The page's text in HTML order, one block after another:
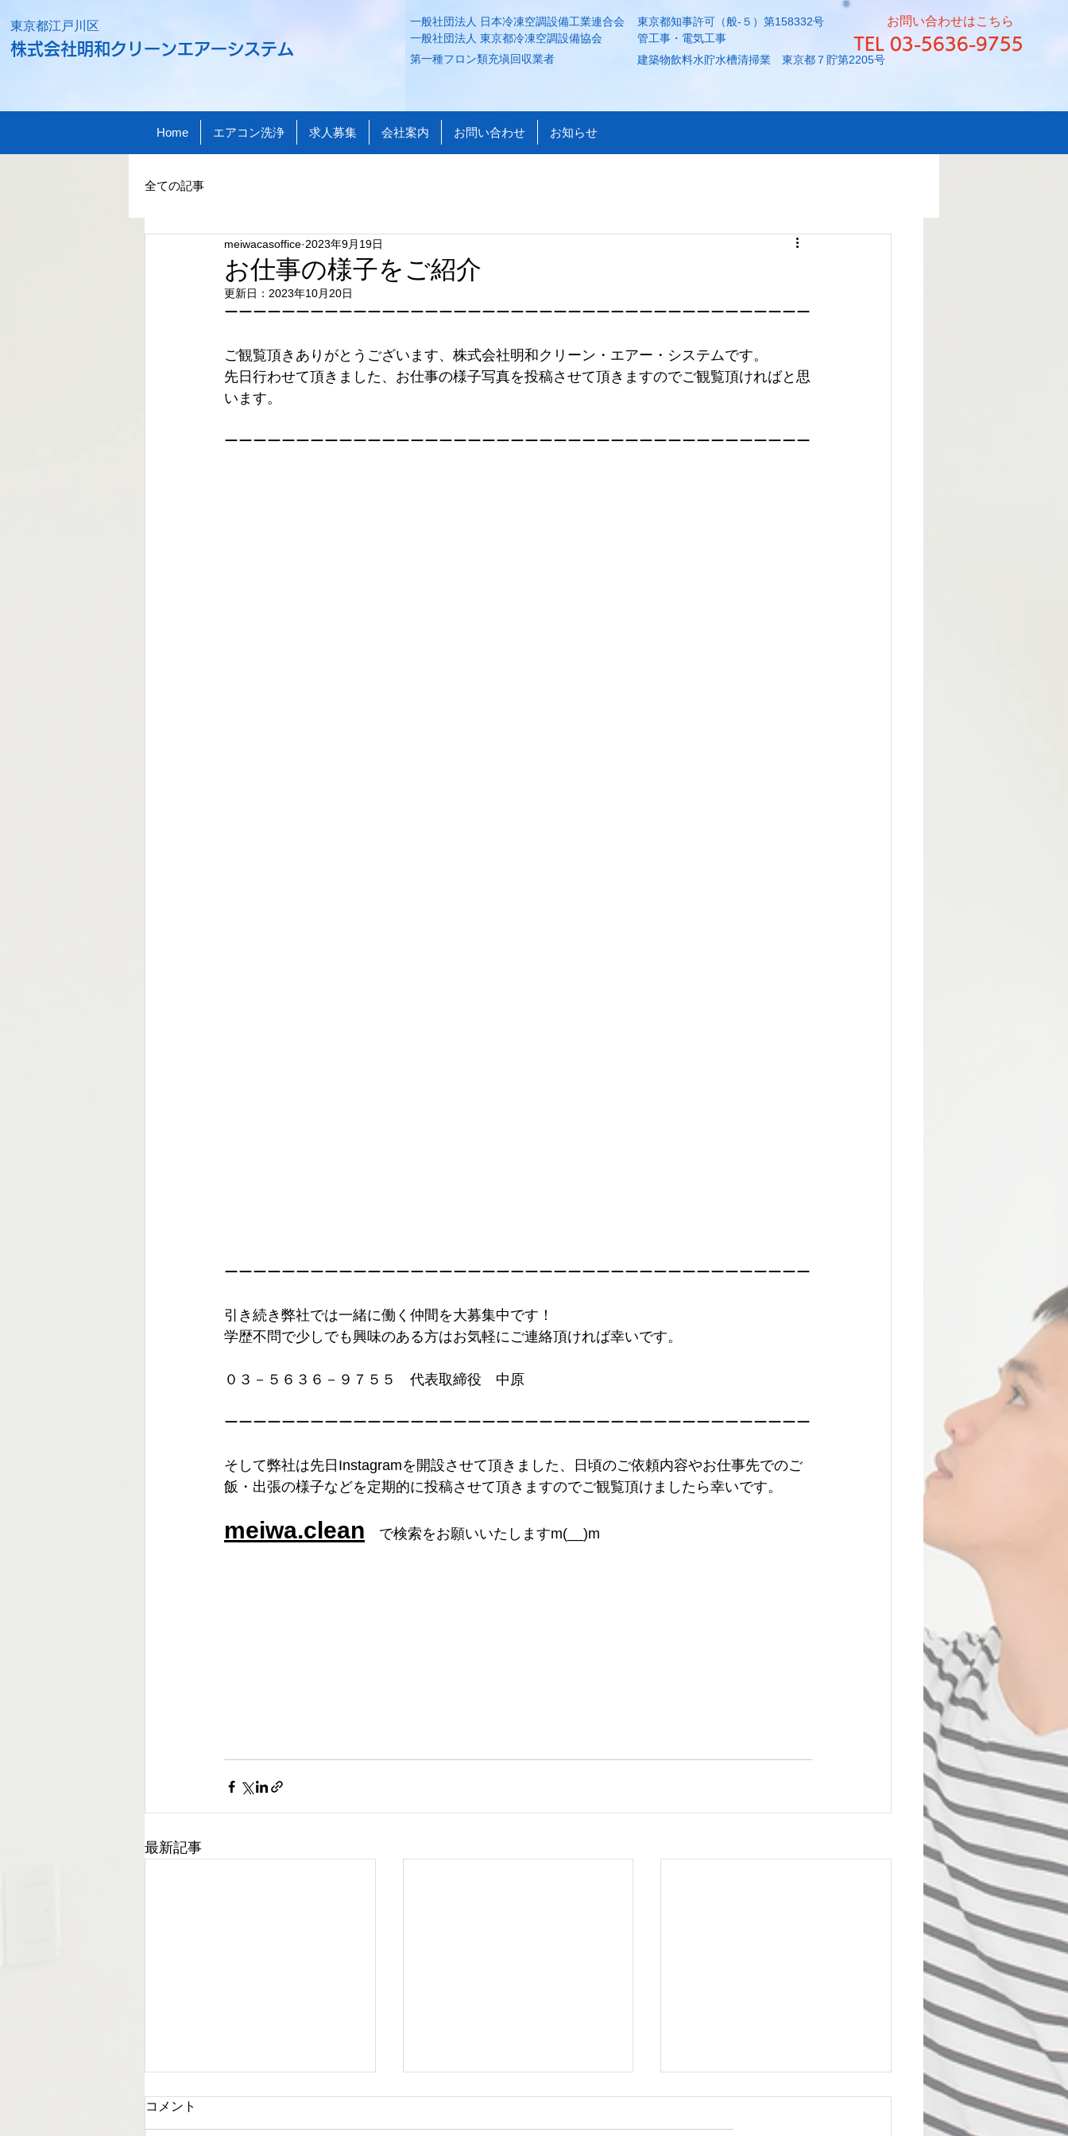
お問い合わせはこちら
TEL 03-5636-9755
​東京都江戸川区
株式会社明和クリーンエアーシステム
一般社団法人 日本冷凍空調設備工業連合会
一般社団法人 東京都冷凍空調設備協会
東京都知事許可（般-５）第158332号
​管工事・電気工事
第一種フロン類充塡回収業者
建築物飲料水貯水槽清掃業 東京都７貯第2205号
Home エアコン洗浄 求人募集 会社案内 お問い合わせ お知らせ
全ての記事
お仕事の様子をご紹介
meiwacasoffice 2023年9月19日
更新日： 2023年10月20日
ーーーーーーーーーーーーーーーーーーーーーーーーーーーーーーーーーーーーーーーーー
ご観覧頂きありがとうございます、株式会社明和クリーン・エアー・システムです。
先日行わせて頂きました、お仕事の様子写真を投稿させて頂きますのでご観覧頂ければと思
います。
ーーーーーーーーーーーーーーーーーーーーーーーーーーーーーーーーーーーーーーーーー
ーーーーーーーーーーーーーーーーーーーーーーーーーーーーーーーーーーーーーーーーー
引き続き弊社では一緒に働く仲間を大募集中です！
学歴不問で少しでも興味のある方はお気軽にご連絡頂ければ幸いです。
０３－５６３６－９７５５　代表取締役　中原
ーーーーーーーーーーーーーーーーーーーーーーーーーーーーーーーーーーーーーーーーー
そして弊社は先日Instagramを開設させて頂きました、日頃のご依頼内容やお仕事先でのご
飯・出張の様子などを定期的に投稿させて頂きますのでご観覧頂けましたら幸いです。
meiwa.clean で検索をお願いいたしますm(__)m
最新記事
コメント